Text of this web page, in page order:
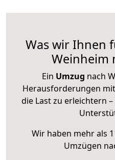
Was wir Ihnen
Weinheim
Ein Umzug nach
Herausforderungen
die Last zu erleichtern
Wir haben mehr als
Umzügen